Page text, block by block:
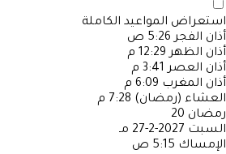
استعراض المواعيد الكاملة
أذان الفجر 5:26 ص
أذان الظهر 12:29 م
أذان العصر 3:41 م
أذان المغرب 6:09 م
العشاء (رمضان) 7:28 م
رمضان 20
السبت 2027-2-27 مـ
الإمساك 5:15 ص